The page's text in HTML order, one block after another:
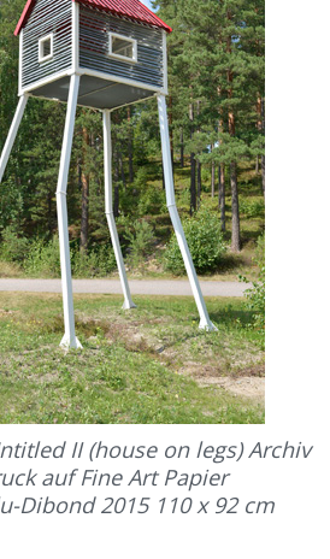
II (house on legs) Archiv
auf Fine Art Papier
Dibond 2015 110 x 92 cm